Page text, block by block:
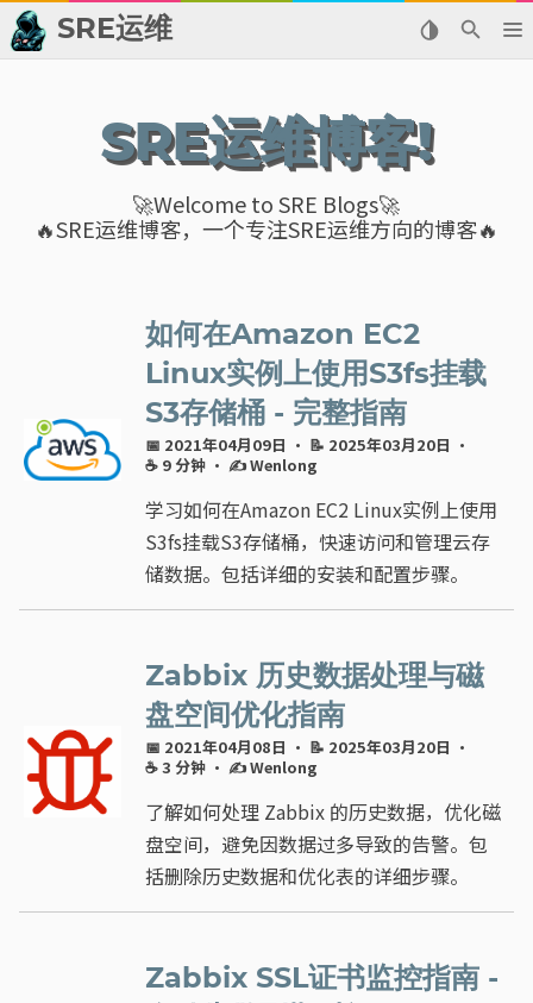
SRE运维
👬 友情链接
分类
SRE运维博客!
🚀Welcome to SRE Blogs🚀
🔥SRE运维博客，一个专注SRE运维方向的博客🔥
如何在Amazon EC2
Linux实例上使用S3fs挂载
S3存储桶 - 完整指南
📅 2021年04月09日 · 📝 2025年03月20日 ·
☕ 9 分钟 · ✍ Wenlong
学习如何在Amazon EC2 Linux实例上使用
S3fs挂载S3存储桶，快速访问和管理云存
储数据。包括详细的安装和配置步骤。
Zabbix 历史数据处理与磁
盘空间优化指南
📅 2021年04月08日 · 📝 2025年03月20日 ·
☕ 3 分钟 · ✍ Wenlong
了解如何处理 Zabbix 的历史数据，优化磁
盘空间，避免因数据过多导致的告警。包
括删除历史数据和优化表的详细步骤。
Zabbix SSL证书监控指南 -